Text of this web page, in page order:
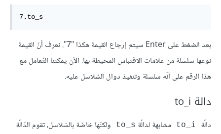
7.to_s
بعد الضغط على Enter سيتم إرجاع القيمة هكذا "7". نعرف أنّ القيمة
نوعها سلسلة من علامات الاقتباس المحيطة بها. الآن يمكننا التّعامل مع
هذا الرقم على أنّه سلسلة وتنفيذ دوال السّلاسل عليه.
دالة to_i
دالّة مشابهة لدالّة to_s
ولكنّها خاصّة بالسّلاسل، تقوم الدّالّة